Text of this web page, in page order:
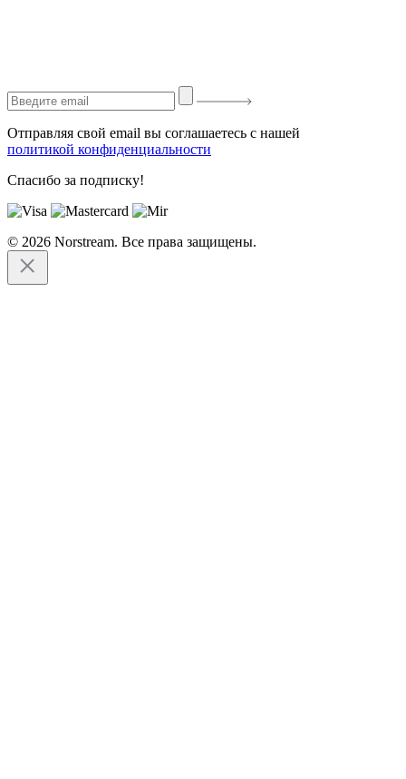
Отправляя свой email вы соглашаетесь с нашей
политикой конфиденциальности
Спасибо за подписку!
© 2026 Norstream. Все права защищены.